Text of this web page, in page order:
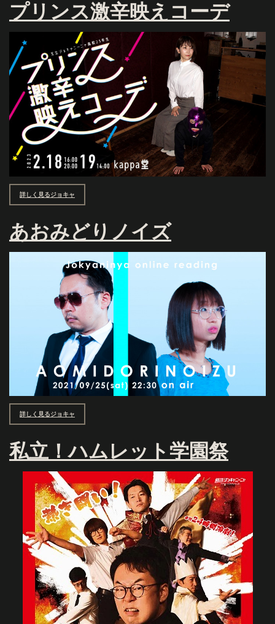
プリンス激辛映えコーデ
詳しく見るジョキャ
あおみどりノイズ
詳しく見るジョキャ
私立！ハムレット学園祭